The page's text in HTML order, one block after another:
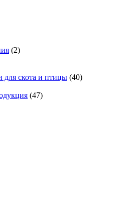
(2)
для скота и птицы (40)
(47)